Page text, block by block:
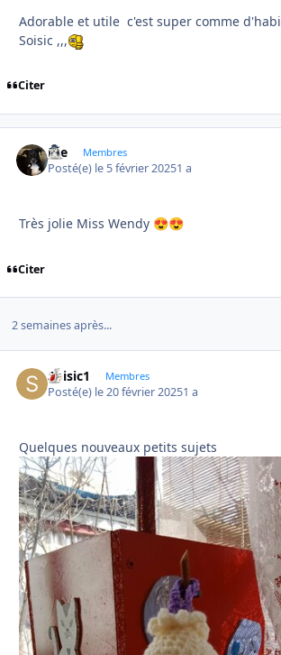
Adorable et utile c'est super comme
Soisic ,,,
Citer
Joe Membres
Posté(e) le 5 février 20251 a
Très jolie Miss Wendy 😍😍
Citer
2 semaines après...
Soisic1 Membres
Posté(e) le 20 février 20251 a
Quelques nouveaux petits sujets